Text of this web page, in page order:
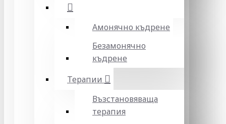
Амонячно къдрене
Безамонячно
къдрене
Терапии
Възстановяваща
терапия